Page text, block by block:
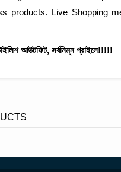
products. Live Shopping
আউটফিট, সর্বনিম্ন প্রাইসে!!!!!